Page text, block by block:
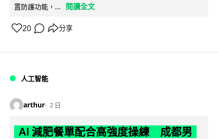
置防護功能，...
閱讀全文
20 分享
人工智能
arthur 2 日
AI 減肥餐單配合高強度操練 成都男